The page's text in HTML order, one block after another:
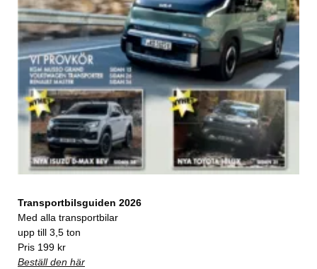
Transportbilsguiden 2026
Med alla transportbilar
upp till 3,5 ton
Pris 199 kr
Beställ den här